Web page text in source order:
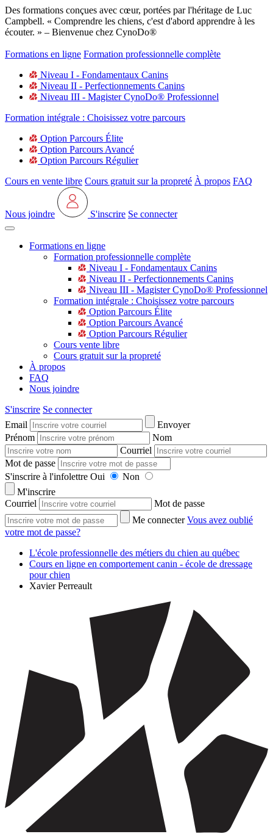
Des formations conçues avec cœur, portées par l'héritage de Luc
Campbell. « Comprendre les chiens, c'est d'abord apprendre à les
écouter. » – Bienvenue chez CynoDo®
Formations en ligne Formation professionnelle complète
Niveau I - Fondamentaux Canins
Niveau II - Perfectionnements Canins
Niveau III - Magister CynoDo® Professionnel
Formation intégrale : Choisissez votre parcours
Option Parcours Élite
Option Parcours Avancé
Option Parcours Régulier
Cours en vente libre Cours gratuit sur la propreté À propos FAQ
Nous joindre S'inscrire Se connecter
Formations en ligne
Formation professionnelle complète
Niveau I - Fondamentaux Canins
Niveau II - Perfectionnements Canins
Niveau III - Magister CynoDo® Professionnel
Formation intégrale : Choisissez votre parcours
Option Parcours Élite
Option Parcours Avancé
Option Parcours Régulier
Cours vente libre
Cours gratuit sur la propreté
À propos
FAQ
Nous joindre
S'inscrire Se connecter
Email
Envoyer
Prénom
Nom
Courriel
Mot de passe
S'inscrire à l'infolettre Oui
Non
M'inscrire
Courriel
Mot de passe
Me connecter Vous avez oublié
votre mot de passe?
L'école professionnelle des métiers du chien au québec
Cours en ligne en comportement canin - école de dressage
pour chien
Xavier Perreault